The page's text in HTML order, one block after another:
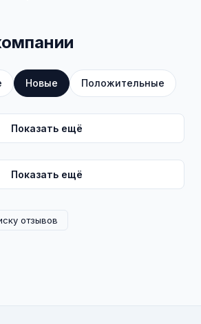
Новые Положительные
Показать ещё
Показать ещё
отзывов